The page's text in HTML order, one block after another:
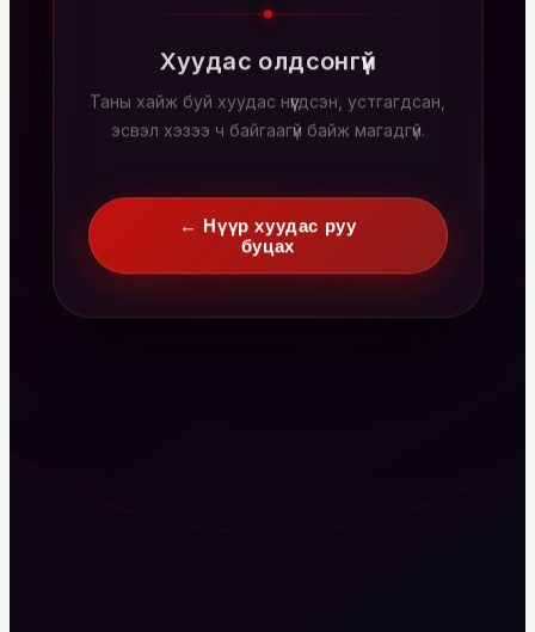
Хуудас олдсонгүй
Таны хайж буй хуудас нүүгдсэн, устгагдсан,
эсвэл хэзээ ч байгаагүй байж магадгүй.
← Нүүр хуудас руу
буцах